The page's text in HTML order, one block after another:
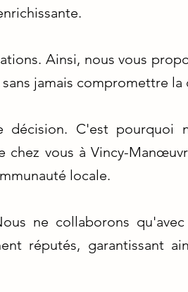
Ainsi, nous vous
jamais compromettre
C'est pourquoi
vous à Vincy-
locale.
ne collaborons
réputés, garantissant